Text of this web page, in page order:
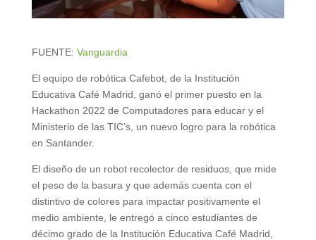
FUENTE: Vanguardia
El equipo de robótica Cafebot, de la Institución
Educativa Café Madrid, ganó el primer puesto en la
Hackathon 2022 de Computadores para educar y el
Ministerio de las TIC’s, un nuevo logro para la robótica
en Santander.
El diseño de un robot recolector de residuos, que mide
el peso de la basura y que además cuenta con el
distintivo de colores para impactar positivamente el
medio ambiente, le entregó a cinco estudiantes de
décimo grado de la Institución Educativa Café Madrid,